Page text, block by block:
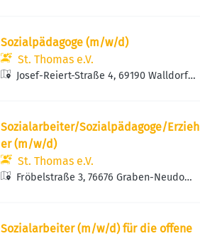
Sozialpädagoge (m/w/d)
St. Thomas e.V.
Josef-Reiert-Straße 4, 69190 Walldorf,
Sozialarbeiter/Sozialpädagoge/Erzieh
er (m/w/d)
St. Thomas e.V.
Fröbelstraße 3, 76676 Graben-Neudorf,
Sozialarbeiter (m/w/d) für die offene